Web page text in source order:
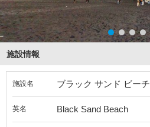
施設情報
施設名 ブラック サンド ビーチ
英名 Black Sand Beach